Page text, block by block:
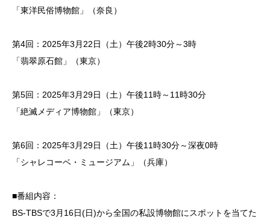
「東洋民俗博物館」（奈良）
第4回：2025年3月22日（土）午後2時30分～3時
「翡翠原石館」（東京）
第5回：2025年3月29日（土）午後11時～11時30分
「絶滅メディア博物館」（東京）
第6回：2025年3月29日（土）午後11時30分～深夜0時
「シャレコーベ・ミュージアム」（兵庫）
■番組内容：
BS-TBSで3月16日(日)から全国の私設博物館にスポットを当てた